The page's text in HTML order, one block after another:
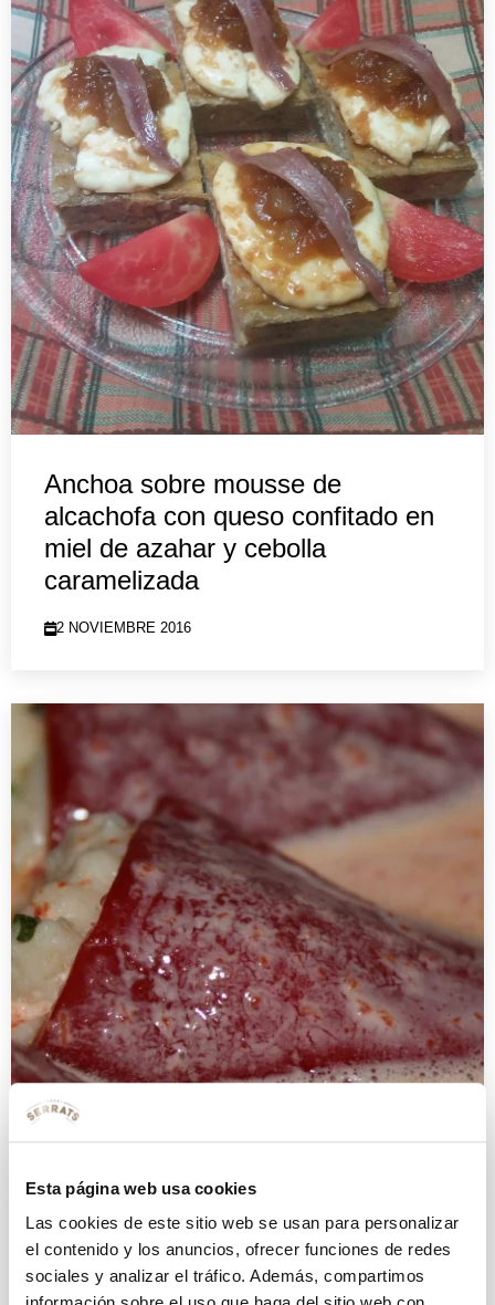
Esta página web usa cookies
Las cookies de este sitio web se usan para personalizar
el contenido y los anuncios, ofrecer funciones de redes
sociales y analizar el tráfico. Además, compartimos
Anchoa sobre mousse de
alcachofa con queso confitado en
miel de azahar y cebolla
caramelizada
2 NOVIEMBRE 2016
Pimientos del piquillo rellenos de
bonito y langostinos